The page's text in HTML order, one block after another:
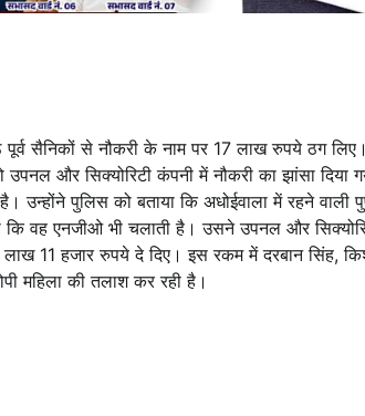
सैनिकों से नौकरी के नाम पर 17 लाख रुपये ठग लिए।
और सिक्योरिटी कंपनी में नौकरी का झांसा
उन्होंने पुलिस को बताया कि अधोईवाला में रहने वाली
वह एनजीओ भी चलाती है। उसने उपनल और
11 हजार रुपये दे दिए। इस रकम में दरबान सिंह,
महिला की तलाश कर रही है।